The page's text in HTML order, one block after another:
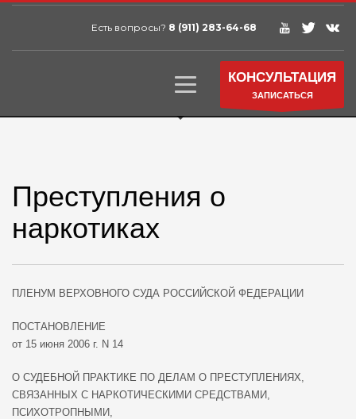
Есть вопросы? 8 (911) 283-64-68
КОНСУЛЬТАЦИЯ
ЗАПИСАТЬСЯ
Преступления о
наркотиках
ПЛЕНУМ ВЕРХОВНОГО СУДА РОССИЙСКОЙ ФЕДЕРАЦИИ
ПОСТАНОВЛЕНИЕ
от 15 июня 2006 г. N 14
О СУДЕБНОЙ ПРАКТИКЕ ПО ДЕЛАМ О ПРЕСТУПЛЕНИЯХ,
СВЯЗАННЫХ С НАРКОТИЧЕСКИМИ СРЕДСТВАМИ,
ПСИХОТРОПНЫМИ,